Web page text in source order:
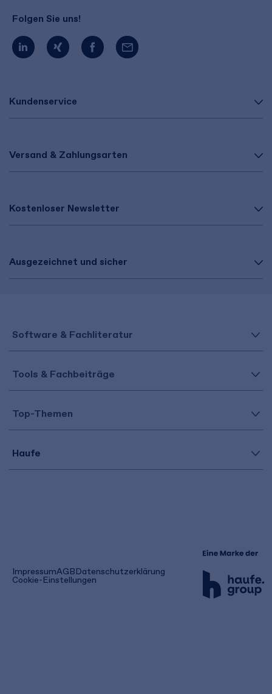
Kundenservice
Versand & Zahlungsarten
Kostenloser Newsletter
Ausgezeichnet und sicher
Folgen Sie uns!
Software & Fachliteratur
Tools & Fachbeiträge
Top-Themen
Haufe
ImpressumAGB(öffnet
in
einem
Datenschutzerklärung
Cookie-Einstellungen